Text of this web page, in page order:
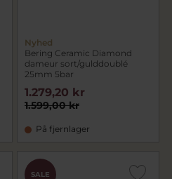
Nyhed
Bering Ceramic Diamond
dameur sort/gulddoublé
25mm 5bar
1.599,00 kr
1.279,20 kr
På fjernlager
SALE